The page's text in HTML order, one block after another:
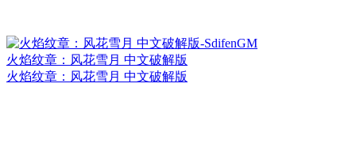
火焰纹章：风花雪月 中文破解版
火焰纹章：风花雪月 中文破解版